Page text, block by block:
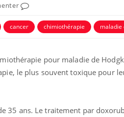
cancer chimiothérapie maladie
pour maladie de
le plus souvent toxique pour
35 ans. Le traitement par
Mains :
Youtube
faciles à aborder...
poser des
Youtube
Carence en
prévenir
...